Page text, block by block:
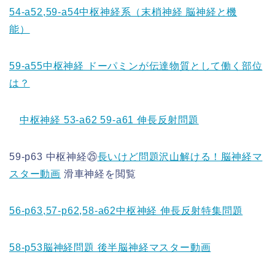
54-a52,59-a54中枢神経系（末梢神経 脳神経と機
能）
59-a55中枢神経 ドーパミンが伝達物質として働く部位
は？
中枢神経 53-a62 59-a61 伸長反射問題
59-p63 中枢神経㉕長いけど問題沢山解ける！脳神経マ
スター動画 滑車神経を閲覧
56-p63,57-p62,58-a62中枢神経 伸長反射特集問題
58-p53脳神経問題 後半脳神経マスター動画